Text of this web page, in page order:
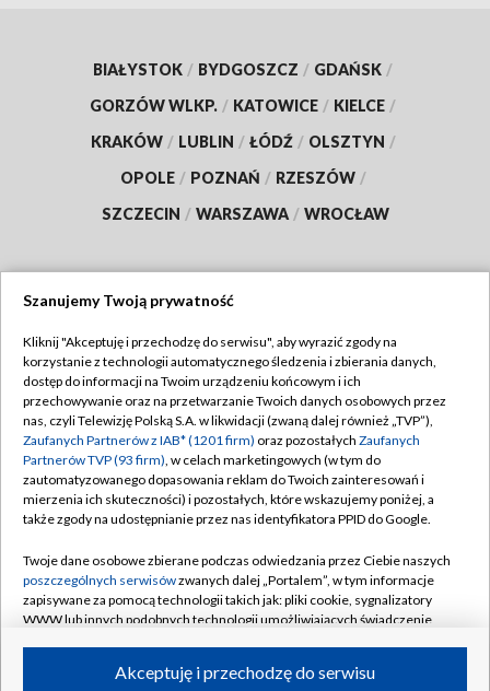
BIAŁYSTOK / BYDGOSZCZ / GDAŃSK /
GORZÓW WLKP. / KATOWICE / KIELCE /
KRAKÓW / LUBLIN / ŁÓDŹ / OLSZTYN /
OPOLE / POZNAŃ / RZESZÓW /
SZCZECIN / WARSZAWA / WROCŁAW
TVP
Abonament TVP
Emisja w TVP
Centrum informacji TVP
Naziemna Telewizja Cyfrowa
Rada Programowa
System NOS
Informacje o nadawcy
Program dla prasy
Regulamin TVP
Polityka prywatności
Moje zgody
Pomoc
Kontakt
Kanały
Szanujemy Twoją prywatność
Kliknij "Akceptuję i przechodzę do serwisu", aby wyrazić zgody na
korzystanie z technologii automatycznego śledzenia i zbierania danych,
dostęp do informacji na Twoim urządzeniu końcowym i ich
przechowywanie oraz na przetwarzanie Twoich danych osobowych przez
nas, czyli Telewizję Polską S.A. w likwidacji (zwaną dalej również „TVP”),
Zaufanych Partnerów z IAB* (1201 firm) oraz pozostałych Zaufanych
Partnerów TVP (93 firm), w celach marketingowych (w tym do
zautomatyzowanego dopasowania reklam do Twoich zainteresowań i
mierzenia ich skuteczności) i pozostałych, które wskazujemy poniżej, a
także zgody na udostępnianie przez nas identyfikatora PPID do Google.
Twoje dane osobowe zbierane podczas odwiedzania przez Ciebie naszych
poszczególnych serwisówzwanych dalej „Portalem”, w tym informacje
zapisywane za pomocą technologii takich jak: pliki cookie, sygnalizatory
WWW lub innych podobnych technologii umożliwiających świadczenie
ruchu w Internecie.Akceptuję i przechodzę do serwisu